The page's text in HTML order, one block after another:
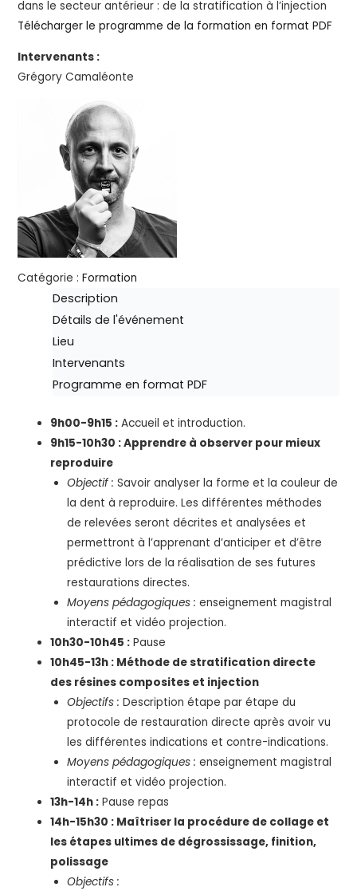
dans le secteur antérieur : de la stratification à l’injection
Télécharger le programme de la formation en format PDF
Intervenants :
Grégory Camaléonte
Catégorie :Formation
Description
Détails de l'événement
Lieu
Intervenants
Programme en format PDF
9h00-9h15 : Accueil et introduction.
9h15-10h30 : Apprendre à observer pour mieux
reproduire
Objectif : Savoir analyser la forme et la couleur de
la dent à reproduire. Les différentes méthodes
de relevées seront décrites et analysées et
permettront à l’apprenant d’anticiper et d’être
prédictive lors de la réalisation de ses futures
restaurations directes.
Moyens pédagogiques : enseignement magistral
interactif et vidéo projection.
10h30-10h45 : Pause
10h45-13h : Méthode de stratification directe
des résines composites et injection
Objectifs : Description étape par étape du
protocole de restauration directe après avoir vu
les différentes indications et contre-indications.
Moyens pédagogiques : enseignement magistral
interactif et vidéo projection.
13h-14h : Pause repas
14h-15h30 : Maîtriser la procédure de collage et
les étapes ultimes de dégrossissage, finition,
polissage
Objectifs :